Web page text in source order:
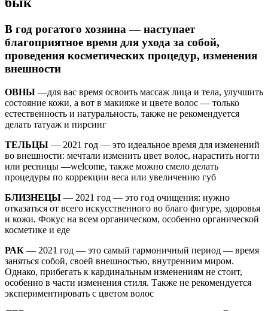
В год рогатого хозяина — наступает
благоприятное время для ухода за собой,
проведения косметических процедур, изменения
внешности
ОВНЫ —для вас время освоить массаж лица и тела, улучшить
состояние кожи, а вот в макияже и цвете волос — только
естественность и натуральность, также не рекомендуется
делать татуаж и пирсинг
ТЕЛЬЦЫ — 2021 год — это идеальное время для изменений
во внешности: мечтали изменить цвет волос, нарастить ногти
или ресницы —welcome, также можно смело делать
процедуры по коррекции веса или увеличению губ
БЛИЗНЕЦЫ — 2021 год — это год очищения: нужно
отказаться от всего искусственного во благо фигуре, здоровья
и кожи. Фокус на всем органическом, особенно органической
косметике и еде
РАК — 2021 год — это самый гармоничный период — время
заняться собой, своей внешностью, внутренним миром.
Однако, прибегать к кардинальным изменениям не стоит,
особенно в части изменения стиля. Также не рекомендуется
экспериментировать с цветом волос